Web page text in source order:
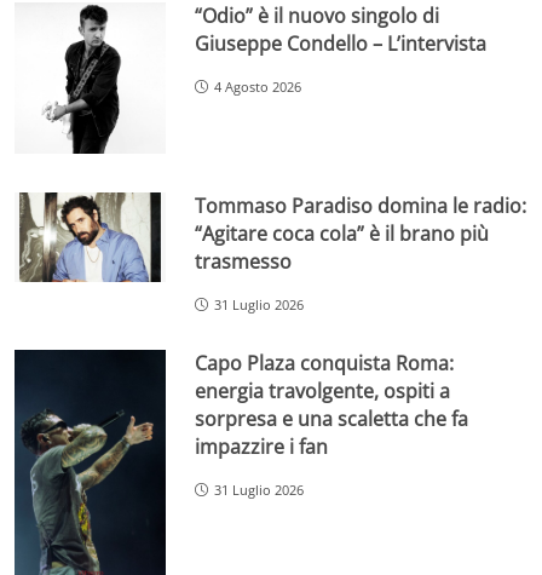
“Odio” è il nuovo singolo di
Giuseppe Condello – L’intervista
4 Agosto 2026
Tommaso Paradiso domina le radio:
“Agitare coca cola” è il brano più
trasmesso
31 Luglio 2026
Capo Plaza conquista Roma:
energia travolgente, ospiti a
sorpresa e una scaletta che fa
impazzire i fan
31 Luglio 2026